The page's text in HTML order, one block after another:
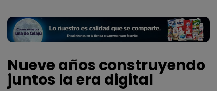
Nueve años construyendo
juntos la era digital